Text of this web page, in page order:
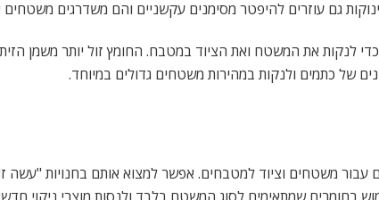
גם עוזרים להיפטר מסימנים עקשניים והם משדרגים משטחים
לנקות את המשטח ואת הציוד במטבח. החומץ זול יותר משמן
של כתמים ולנקות במהירות משטחים גדולים במיוחד.
עבור משטחים וציוד למטבחים. אפשר למצוא אותם בחנויות